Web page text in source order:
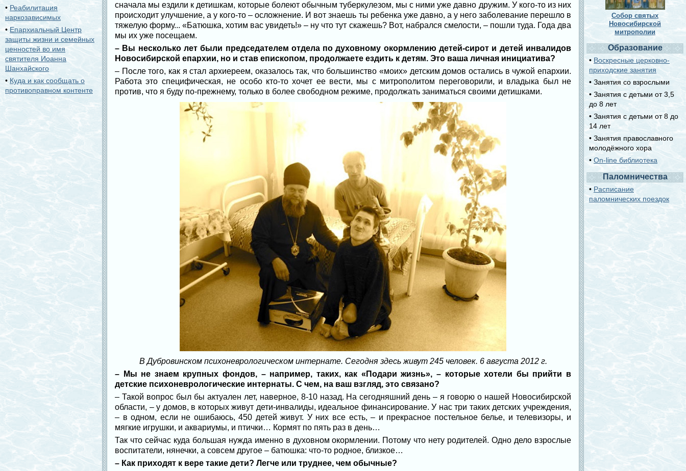
сначала мы ездили к детишкам, которые болеют обычным туберкулезом, мы с ними уже давно дружим. У кого-то из них
происходит улучшение, а у кого-то – осложнение. И вот знаешь ты ребенка уже давно, а у него заболевание перешло в
тяжелую форму... «Батюшка, хотим вас увидеть!» – ну что тут скажешь? Вот, набрался смелости, – пошли туда. Года два
мы их уже посещаем.
– Вы несколько лет были председателем отдела по духовному окормлению детей-сирот и детей инвалидов
Новосибирской епархии, но и став епископом, продолжаете ездить к детям. Это ваша личная инициатива?
– После того, как я стал архиереем, оказалось так, что большинство «моих» детским домов остались в чужой епархии.
Работа это специфическая, не особо кто-то хочет ее вести, мы с митрополитом переговорили, и владыка был не
против, что я буду по-прежнему, только в более свободном режиме, продолжать заниматься своими детишками.
В Дубровинском психоневрологическом интернате. Сегодня здесь живут 245 человек. 6 августа 2012 г.
– Мы не знаем крупных фондов, – например, таких, как «Подари жизнь», – которые хотели бы прийти в
детские психоневрологические интернаты. С чем, на ваш взгляд, это связано?
– Такой вопрос был бы актуален лет, наверное, 8-10 назад. На сегодняшний день – я говорю о нашей Новосибирской
области, – у домов, в которых живут дети-инвалиды, идеальное финансирование. У нас три таких детских учреждения,
– в одном, если не ошибаюсь, 450 детей живут. У них все есть, – и прекрасное постельное белье, и телевизоры, и
мягкие игрушки, и аквариумы, и птички… Кормят по пять раз в день…
Так что сейчас куда большая нужда именно в духовном окормлении. Потому что нету родителей. Одно дело взрослые
воспитатели, нянечки, а совсем другое – батюшка: что-то родное, близкое…
– Как приходят к вере такие дети? Легче или труднее, чем обычные?
•Реабилитация
наркозависимых
•Епархиальный Центр
защиты жизни и семейных
ценностей во имя
святителя Иоанна
Шанхайского
• Куда и как сообщать о
противоправном контенте
Собор святых
Новосибирской
митрополии
Образование
• Воскресные церковно-
приходские занятия
• Занятия со взрослыми
• Занятия с детьми от 3,5
до 8 лет
• Занятия с детьми от 8 до
14 лет
• Занятия православного
молодёжного хора
• On-line библиотека
Паломничества
• Расписание
паломнических поездок